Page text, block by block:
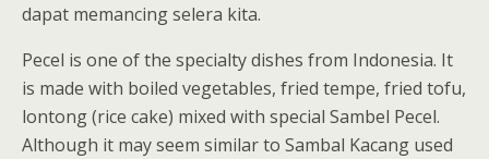
dapat memancing selera kita.
Pecel is one of the specialty dishes from Indonesia. It
is made with boiled vegetables, fried tempe, fried tofu,
lontong (rice cake) mixed with special Sambel Pecel.
Although it may seem similar to Sambal Kacang used